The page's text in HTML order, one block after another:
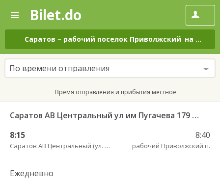
—
Поиск
и
покупка
билетов
на
автобус
онлайн
Bilet.do
Саратов – рабочий поселок Приволжский на все дни
По времени отправления
Время отправления и прибытия местное
Саратов АВ Центральный ул им Пугачева 179 А — Старая Полтавка
8:15
Саратов АВ Центральный (ул. им. Пугачева, 179 А)
8:40
рабочий Приволжский п.
Ежедневно